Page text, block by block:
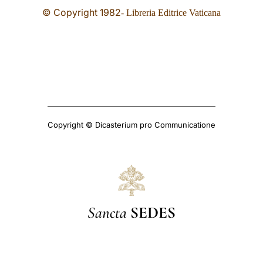
© Copyright 1982- Libreria Editrice Vaticana
Copyright © Dicasterium pro Communicatione
Sancta SEDES